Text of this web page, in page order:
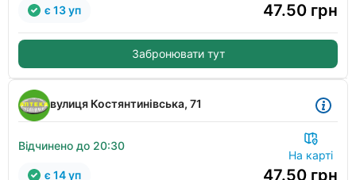
47.50 грн
є 13 уп
Забронювати тут
вулиця Костянтинівська, 71
Відчинено до 20:30
На карті
47.50 грн
є 14 уп